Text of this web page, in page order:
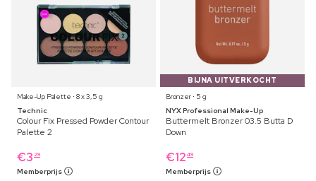
Make-Up Palette ⋅ 8 x 3,5 g
Technic
Colour Fix Pressed Powder Contour
Palette 2
€3 29
Memberprijs
BIJNA UITVERKOCHT
Bronzer ⋅ 5 g
NYX Professional Make-Up
Buttermelt Bronzer 03.5 Butta D
Down
€12 49
Memberprijs